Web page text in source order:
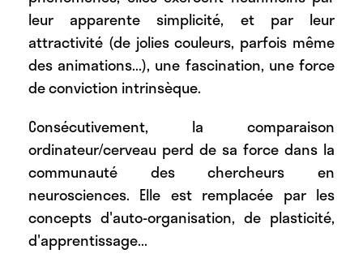
leur apparente simplicité, et par leur
attractivité (de jolies couleurs, parfois même
des animations...), une fascination, une force
de conviction intrinsèque.
Consécutivement, la comparaison
ordinateur/cerveau perd de sa force dans la
communauté des chercheurs en
neurosciences. Elle est remplacée par les
concepts d'auto-organisation, de plasticité,
d'apprentissage...